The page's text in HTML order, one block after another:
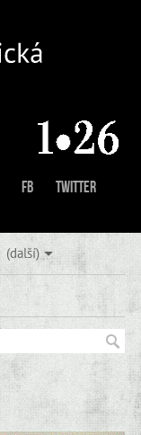
FB
Twitter
(další)